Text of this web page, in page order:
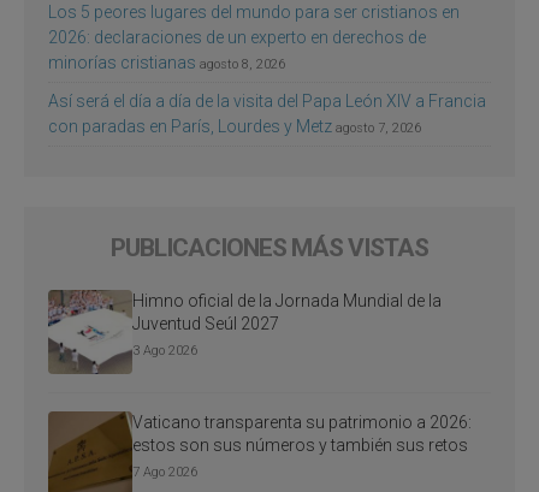
Los 5 peores lugares del mundo para ser cristianos en
2026: declaraciones de un experto en derechos de
minorías cristianas agosto 8, 2026
Así será el día a día de la visita del Papa León XIV a Francia
con paradas en París, Lourdes y Metz agosto 7, 2026
PUBLICACIONES MÁS VISTAS
Himno oficial de la Jornada Mundial de la
Juventud Seúl 2027
3 Ago 2026
Vaticano transparenta su patrimonio a 2026:
estos son sus números y también sus retos
7 Ago 2026